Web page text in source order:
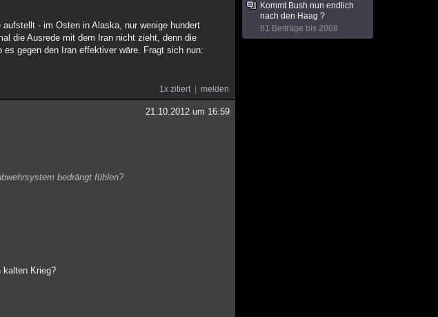
- im Osten in Alaska, nur wenige hundert
die Ausrede mit dem Iran nicht zieht, denn die
gegen den Iran effektiver wäre. Fragt sich nun:
1x zitiert melden
21.10.2012 um 16:59
bedrängt fühlen?
kalten Krieg?
Kommt Bush nun endlich
nach den Haag ?
61 Beiträge bis 2008